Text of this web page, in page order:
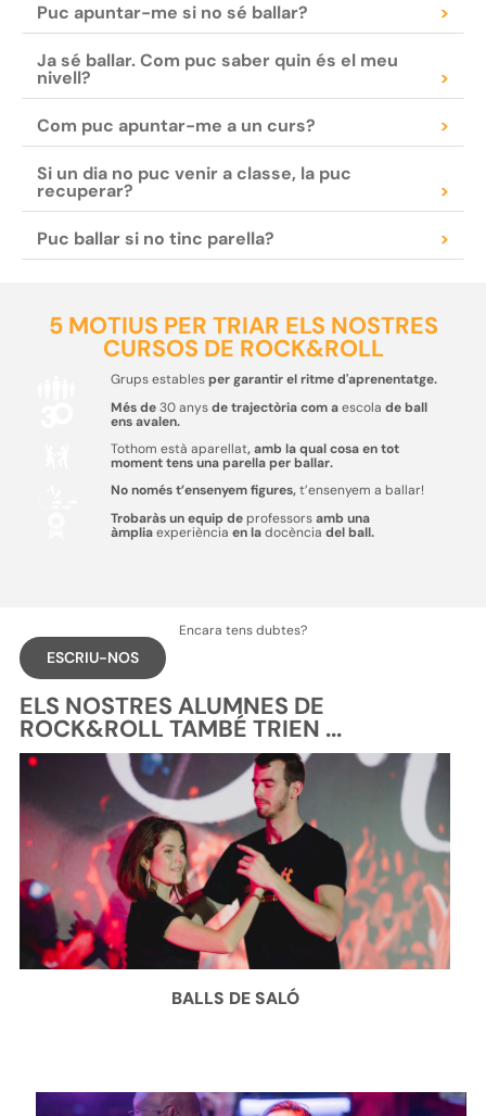
Puc apuntar-me si no sé ballar? >
Ja sé ballar. Com puc saber quin és el meu
nivell? >
Com puc apuntar-me a un curs? >
Si un dia no puc venir a classe, la puc
recuperar? >
Puc ballar si no tinc parella? >
5 MOTIUS PER TRIAR ELS NOSTRES
CURSOS DE ROCK&ROLL
Grups establesper garantir el ritme d'aprenentatge.
Més de30 anysde trajectòria com aescola de ball
ens avalen.
Tothom està aparellat, amb la qual cosa en tot
moment tens una parella per ballar.
No només t’ensenyem figures,t’ensenyem a ballar!
Trobaràs un equip deprofessorsamb una
àmpliaexperiència en ladocència del ball.
Encara tens dubtes?
ESCRIU-NOS
ELS NOSTRES ALUMNES DE
ROCK&ROLL TAMBÉ TRIEN ...
BALLS DE SALÓ